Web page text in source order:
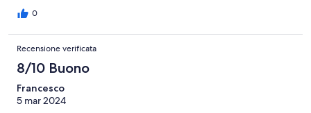
0
Recensione verificata
8/10 Buono
Francesco
5 mar 2024